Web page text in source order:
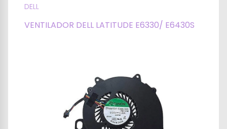
DELL
VENTILADOR DELL LATITUDE E6330/ E6430S